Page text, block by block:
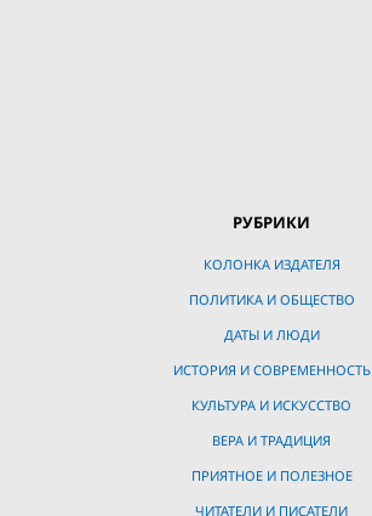
РУБРИКИ
КОЛОНКА ИЗДАТЕЛЯ
ПОЛИТИКА И ОБЩЕСТВО
ДАТЫ И ЛЮДИ
ИСТОРИЯ И СОВРЕМЕННОСТЬ
КУЛЬТУРА И ИСКУССТВО
ВЕРА И ТРАДИЦИЯ
ПРИЯТНОЕ И ПОЛЕЗНОЕ
ЧИТАТЕЛИ И ПИСАТЕЛИ